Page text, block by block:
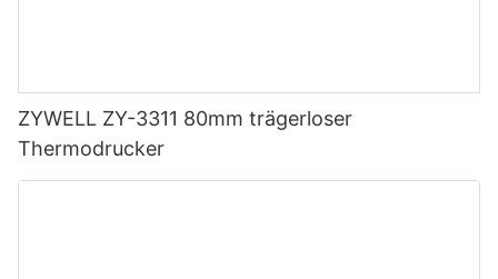
ZYWELL ZY-3311 80mm trägerloser
Thermodrucker